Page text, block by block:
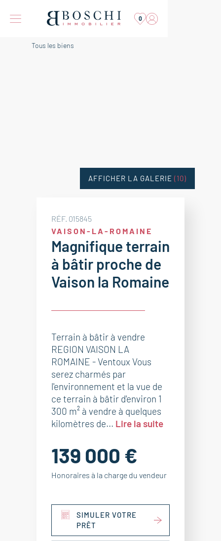
0
Tous les biens
RÉF. 015845
VAISON-LA-ROMAINE
Magnifique terrain
à bâtir proche de
Vaison la Romaine
Terrain à bâtir à vendre
REGION VAISON LA
ROMAINE - Ventoux Vous
serez charmés par
l'environnement et la vue de
ce terrain à bâtir d'environ 1
300 m² à vendre à quelques
kilomètres de... Lire la suite
139 000 €
Honoraires à la charge du vendeur
SIMULER VOTRE
PRÊT
AFFICHER LA GALERIE (10)